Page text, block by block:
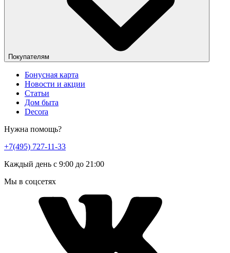
Покупателям
Бонусная карта
Новости и акции
Статьи
Дом быта
Decora
Нужна помощь?
+7(495) 727-11-33
Каждый день с 9:00 до 21:00
Мы в соцсетях